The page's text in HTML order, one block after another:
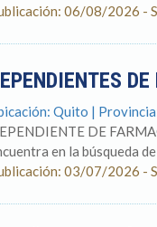
06/08/2026 -
Quito |
DE
en la búsqueda
03/07/2026 -